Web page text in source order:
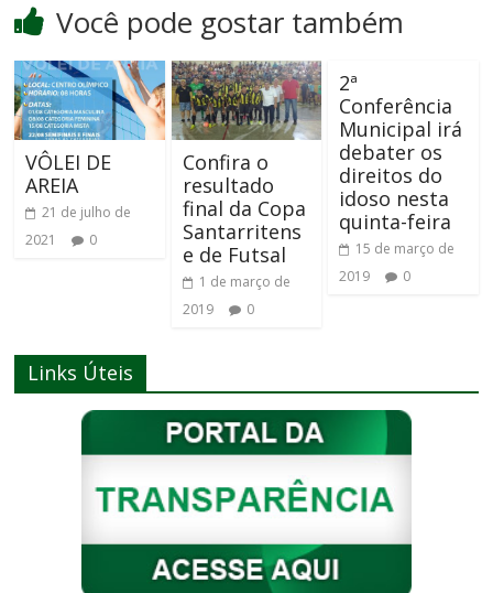
Você pode gostar também
VÔLEI DE
AREIA
21 de julho de
2021
0
Confira o
resultado
final da Copa
Santarritens
e de Futsal
1 de março de
2019
0
2ª
Conferência
Municipal irá
debater os
direitos do
idoso nesta
quinta-feira
15 de março de
2019
0
Links Úteis